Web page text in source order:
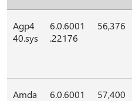
Agp4
40.sys
6.0.6001
.22176
56,376
Amda
6.0.6001
57,400